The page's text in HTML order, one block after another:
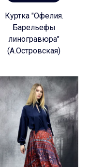
Куртка "Офелия.
Барельефы
линогравюра"
(А.Островская)